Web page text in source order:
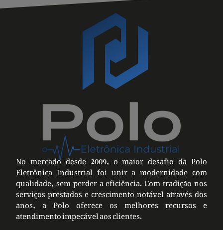
No mercado desde 2009, o maior desafio da Polo
Eletrônica Industrial foi unir a modernidade com
qualidade, sem perder a eficiência. Com tradição nos
serviços prestados e crescimento notável através dos
anos, a Polo oferece os melhores recursos e
atendimento impecável aos clientes.